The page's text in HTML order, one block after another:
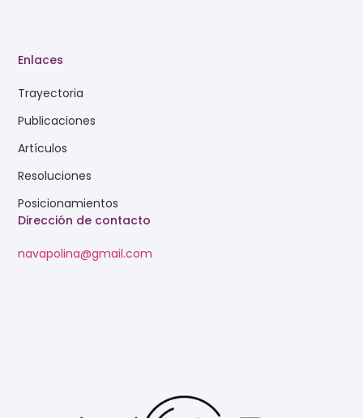
Dirección de contacto
navapolina@gmail.com
Enlaces
Trayectoria
Publicaciones
Artículos
Resoluciones
Posicionamientos